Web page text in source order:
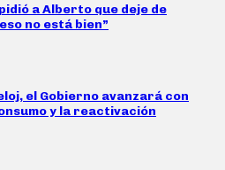
a Alberto que deje de
no está bien”
el Gobierno avanzará con
y la reactivación